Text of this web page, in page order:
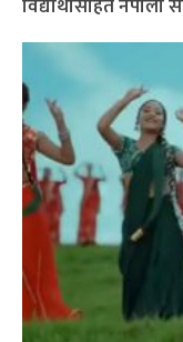
विद्यार्थीसहित नेपाली